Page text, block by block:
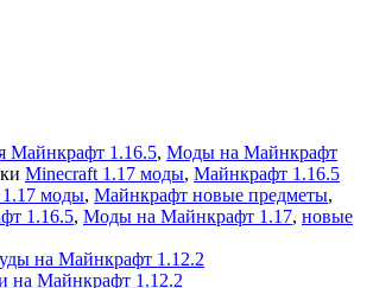
Майнкрафт 1.16.5, Моды на Майнкрафт
Minecraft 1.17 моды, Майнкрафт 1.16.5
моды, Майнкрафт новые предметы,
1.16.5, Моды на Майнкрафт 1.17, новые
на Майнкрафт 1.12.2
на Майнкрафт 1.12.2